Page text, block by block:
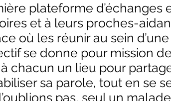
plateforme
et à leurs proches-
où les réunir au sein
se donne pour mission
chacun un lieu pour
sa parole, tout en se
pas, seul un